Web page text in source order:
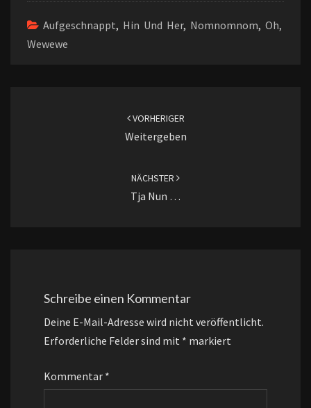
Aufgeschnappt, Hin Und Her, Nomnomnom, Oh,
Wewewe
VORHERIGER
Weitergeben
NÄCHSTER
Tja Nun …
Schreibe einen Kommentar
Deine E-Mail-Adresse wird nicht veröffentlicht.
Erforderliche Felder sind mit * markiert
Kommentar *